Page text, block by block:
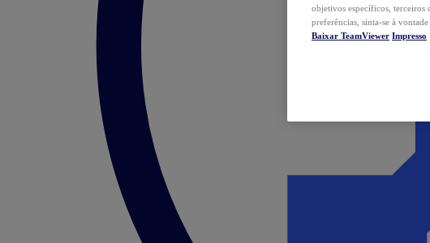
objetivos específicos, terceiros
preferências, sinta-se à
Baixar TeamViewer Impresso